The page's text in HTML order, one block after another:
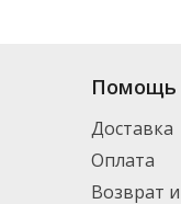
интернет-
клиентов - скидка,
Помощь
Доставка
Оплата
Возврат